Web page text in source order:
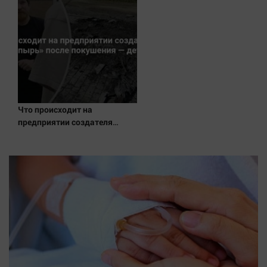
Что происходит на
предприятии создателя